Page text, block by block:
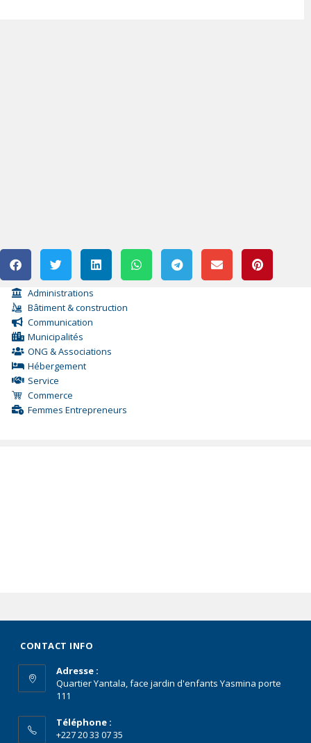
Administrations
Bâtiment & construction
Communication
Municipalités
ONG & Associations
Hébergement
Service
Commerce
Femmes Entrepreneurs
CONTACT INFO
Adresse :
Quartier Yantala, face jardin d'enfants Yasmina porte
111
Téléphone :
+227 20 33 07 35